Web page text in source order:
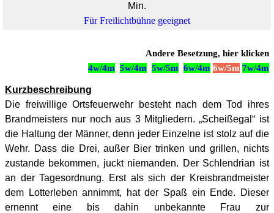
Min.
Für Freilichtbühne geeignet
Andere Besetzung, hier klicken
4w/4m 5w/4m 5w/5m 6w/4m 6w/5m 7w/4m
Kurzbeschreibung
Die freiwillige Ortsfeuerwehr besteht nach dem Tod ihres
Brandmeisters nur noch aus 3 Mitgliedern. „Scheißegal“ ist
die Haltung der Männer, denn jeder Einzelne ist stolz auf die
Wehr. Dass die Drei, außer Bier trinken und grillen, nichts
zustande bekommen, juckt niemanden. Der Schlendrian ist
an der Tagesordnung. Erst als sich der Kreisbrandmeister
dem Lotterleben annimmt, hat der Spaß ein Ende. Dieser
ernennt eine bis dahin unbekannte Frau zur